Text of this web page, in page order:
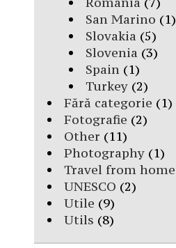
San Marino (1)
Slovakia (5)
Slovenia (3)
Spain(1)
Turkey(2)
Fără categorie (1)
Fotografie (2)
Other (11)
Photography (1)
Travel from home
UNESCO (2)
Utile (9)
Utils (8)